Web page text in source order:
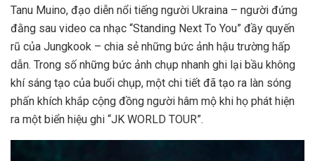
Tanu Muino, đạo diễn nổi tiếng người Ukraina – người đứng
đằng sau video ca nhạc “Standing Next To You” đầy quyến
rũ của Jungkook – chia sẻ những bức ảnh hậu trường hấp
dẫn. Trong số những bức ảnh chụp nhanh ghi lại bầu không
khí sáng tạo của buổi chụp, một chi tiết đã tạo ra làn sóng
phấn khích khắp cộng đồng người hâm mộ khi họ phát hiện
ra một biển hiệu ghi “JK WORLD TOUR”.